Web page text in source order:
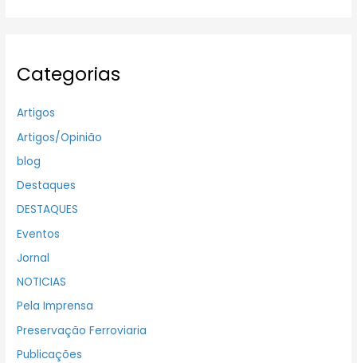
Categorias
Artigos
Artigos/Opinião
blog
Destaques
DESTAQUES
Eventos
Jornal
NOTICIAS
Pela Imprensa
Preservação Ferroviaria
Publicações